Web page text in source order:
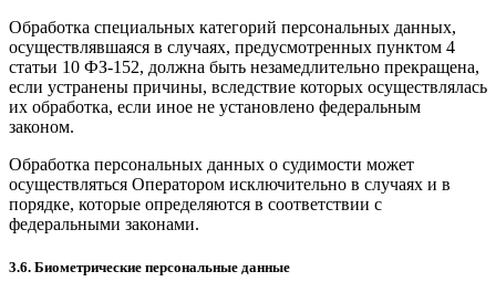
Обработка специальных категорий персональных данных,
осуществлявшаяся в случаях, предусмотренных пунктом 4
статьи 10 ФЗ-152, должна быть незамедлительно прекращена,
если устранены причины, вследствие которых осуществлялась
их обработка, если иное не установлено федеральным
законом.
Обработка персональных данных о судимости может
осуществляться Оператором исключительно в случаях и в
порядке, которые определяются в соответствии с
федеральными законами.
3.6. Биометрические персональные данные